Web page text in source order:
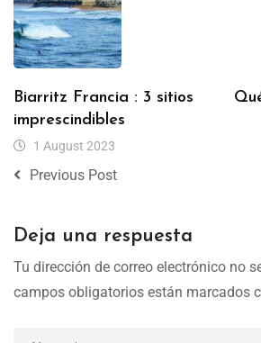
Biarritz Francia : 3 sitios
imprescindibles
1 August 2023
Previous Post
Deja una respuesta
Tu dirección de correo electrónico no
campos obligatorios están marcados